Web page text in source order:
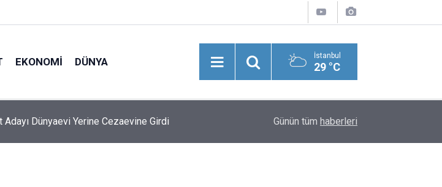
EKONOMI DÜNYA İstanbul
29 °C
Dünyaevi Yerine Cezaevine Girdi
Cenazede Zaten Söylemiş
Günün tüm haberleri